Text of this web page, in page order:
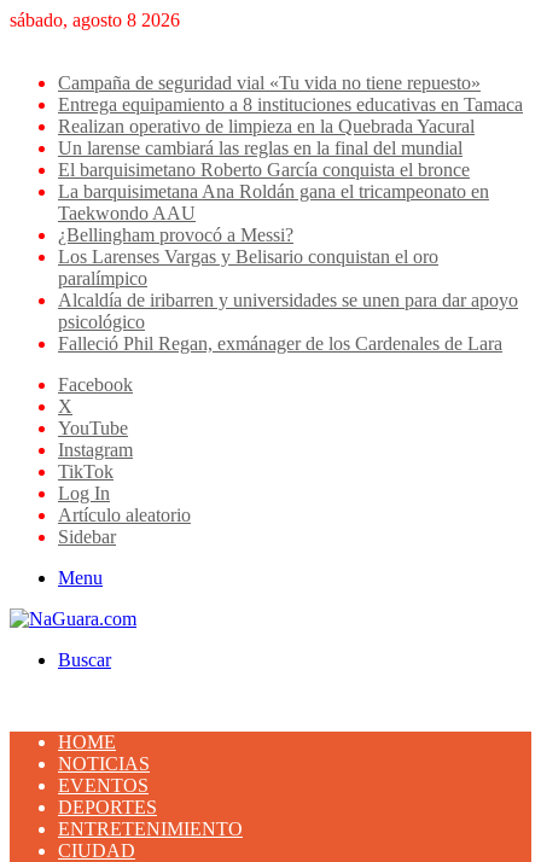
sábado, agosto 8 2026
Campaña de seguridad vial «Tu vida no tiene repuesto»
Entrega equipamiento a 8 instituciones educativas en Tamaca
Realizan operativo de limpieza en la Quebrada Yacural
Un larense cambiará las reglas en la final del mundial
El barquisimetano Roberto García conquista el bronce
La barquisimetana Ana Roldán gana el tricampeonato en
Taekwondo AAU
¿Bellingham provocó a Messi?
Los Larenses Vargas y Belisario conquistan el oro
paralímpico
Alcaldía de iribarren y universidades se unen para dar apoyo
psicológico
Falleció Phil Regan, exmánager de los Cardenales de Lara
Facebook
X
YouTube
Instagram
TikTok
Log In
Artículo aleatorio
Sidebar
Menu
Buscar
HOME
NOTICIAS
EVENTOS
DEPORTES
ENTRETENIMIENTO
CIUDAD